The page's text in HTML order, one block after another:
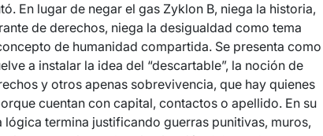
En lugar de negar el gas Zyklon B, niega la historia,
de derechos, niega la desigualdad como tema
de humanidad compartida. Se presenta como
a instalar la idea del “descartable”, la noción de
y otros apenas sobrevivencia, que hay quienes
cuentan con capital, contactos o apellido. En su
lógica termina justificando guerras punitivas, muros,